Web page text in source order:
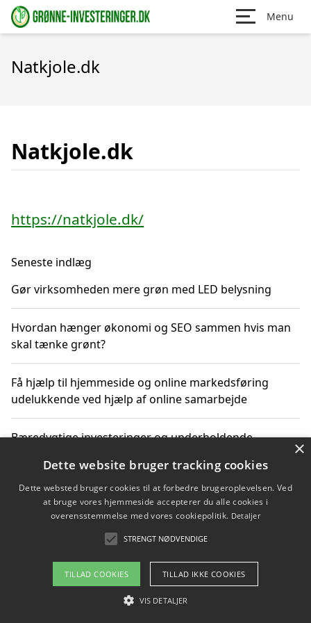
Menu
Natkjole.dk
Natkjole.dk
https://natkjole.dk/
Seneste indlæg
Gør virksomheden mere grøn med LED belysning
Hvordan hænger økonomi og SEO sammen hvis man
skal tænke grønt?
Få hjælp til hjemmeside og online markedsføring
udelukkende ved hjælp af online samarbejde
Bæredygtige investeringer og underholdende
Sådan kan online møder for virksomheder fremme
grønne investeringer
Copyright 2026 - Pilanto Aps
Om / kontakt
×
Dette website bruger tracking cookies
Dette websted bruger cookies til at forbedre brugeroplevelsen. Ved
at bruge vores hjemmeside accepterer du alle cookies i
overensstemmelse med vores cookiepolitik. Detaljer
STRENGT NØDVENDIGE
TILLAD COOKIES TILLAD IKKE COOKIES
VIS DETALJER